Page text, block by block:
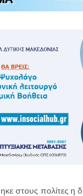
στους πολίτες η